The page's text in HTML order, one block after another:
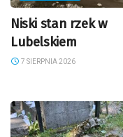
Niski stan rzek w
Lubelskiem
7 SIERPNIA 2026